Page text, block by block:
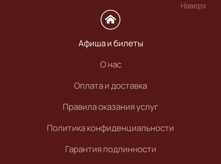
Наверх
Афиша и билеты
О нас
Оплата и доставка
Правила оказания услуг
Политика конфиденциальности
Гарантия подлинности